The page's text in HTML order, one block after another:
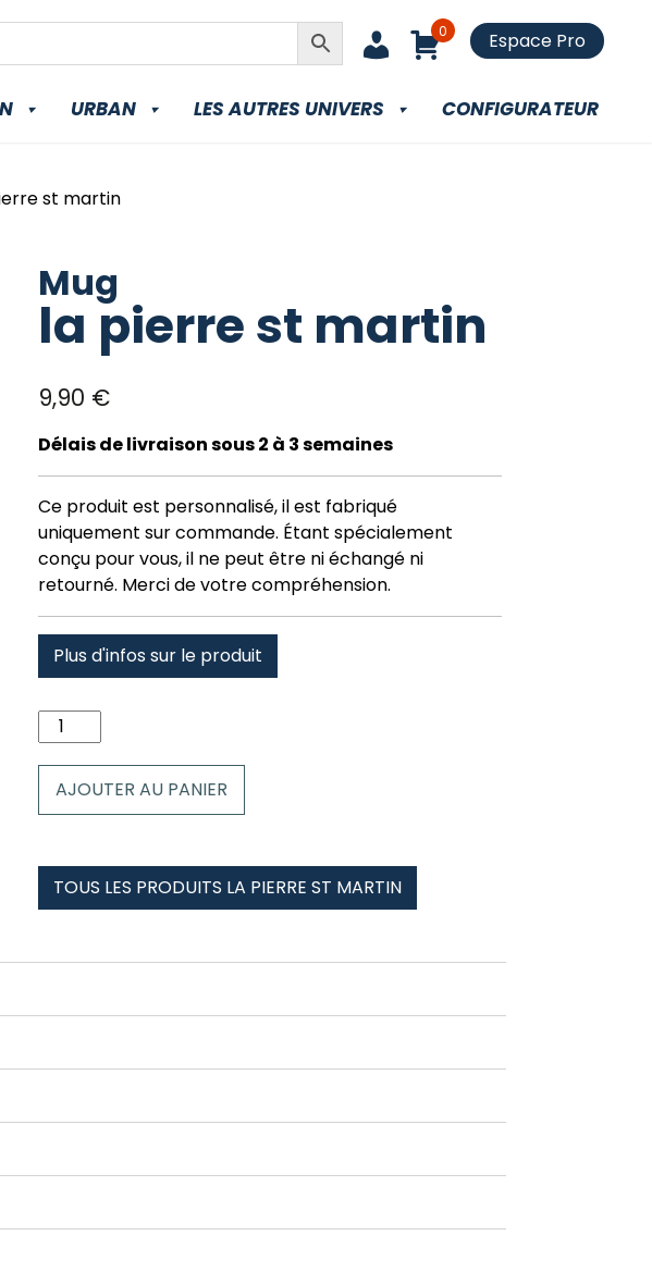
0 Espace Pro
URBAN LES AUTRES UNIVERS CONFIGURATEUR
st martin
Mug
la pierre st martin
9,90 €
Délais de livraison sous 2 à 3 semaines
Ce produit est personnalisé, il est fabriqué
uniquement sur commande. Étant spécialement
conçu pour vous, il ne peut être ni échangé ni
retourné. Merci de votre compréhension.
Plus d'infos sur le produit
quantité
de
martin
AJOUTER AU PANIER
TOUS LES PRODUITS LA PIERRE ST MARTIN